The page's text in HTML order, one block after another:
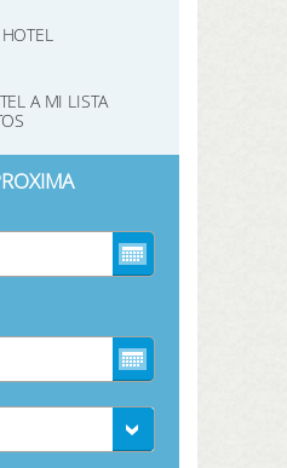
A MI LISTA